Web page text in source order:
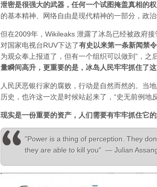
泄密是很强大的武器，任何一个试图掩盖真相的
的基本精神、网络自由是现代精神的一部分，政
但在2009年，Wikileaks 泄露了冰岛已经被政府
对国家电视台RUV下达了有史以来第一条新闻禁令
为观众奉上报道了，但有一个组织可以做到”，之
量瞬间高升，更重要的是，冰岛人民牢牢抓住了
人民厌恶银行家的腐败，行动是自然而然的。当
历史，也许这一次是时候站起来了，“史无前例地
现实是一份重要的资产，人们需要有牢牢抓住它
"Power is a thing of perception. They
they are able to kill you" — Julian